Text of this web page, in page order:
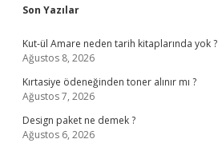
Sidebar
Son Yazılar
Kut-ül Amare neden tarih kitaplarında yok ?
Ağustos 8, 2026
Kırtasiye ödeneğinden toner alınır mı ?
Ağustos 7, 2026
Design paket ne demek ?
Ağustos 6, 2026